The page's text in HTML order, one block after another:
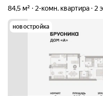
84,5 м²
2-комн. квартира 2
новостройка